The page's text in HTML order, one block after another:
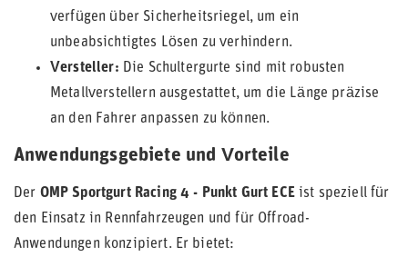
verfügen über Sicherheitsriegel, um ein
unbeabsichtigtes Lösen zu verhindern.
Versteller: Die Schultergurte sind mit robusten
Metallverstellern ausgestattet, um die Länge präzise
an den Fahrer anpassen zu können.
Anwendungsgebiete und Vorteile
Der OMP Sportgurt Racing 4 - Punkt Gurt ECEist speziell für
den Einsatz in Rennfahrzeugen und für Offroad-
Anwendungen konzipiert. Er bietet: